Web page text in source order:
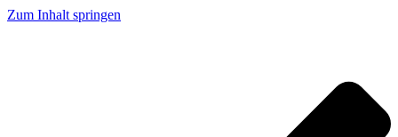
Zum Inhalt springen